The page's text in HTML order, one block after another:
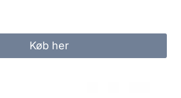
Køb her